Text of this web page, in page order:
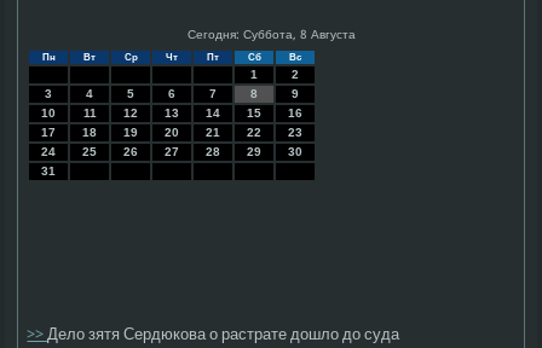
Сегодня: Суббота, 8 Августа
Пн Вт Ср Чт Пт Сб Вс
1
2
3
4 5 6 7 8
9
10
11 12 13 14 15
16
17
18 19 20 21 22
23
24
25 26 27 28 29
30
31
>>Дело зятя Сердюкова о растрате дошло до суда